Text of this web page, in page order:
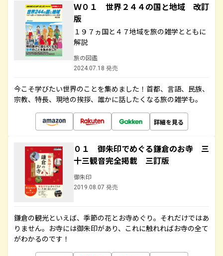
Ｗ０１ 世界２４４の国と地域 改訂
版
１９７ヵ国と４７地域を旅の雑学とともに
解説
旅の図鑑
2024.07.18 発売
今こそ学びたい世界のことを集めました！首都、言語、民族、
宗教、特長、現地の挨拶、誰かに話したくなる旅の雑学も。
詳細を見る
０１ 御朱印でめぐる鎌倉のお寺 三
十三観音完全掲載 三訂版
御朱印
2019.08.07 発売
鎌倉の観光といえば、季節の花とお寺めぐり。それだけではあ
りません。お寺には御朱印があり、これに触れればお寺の全て
がわかるのです！